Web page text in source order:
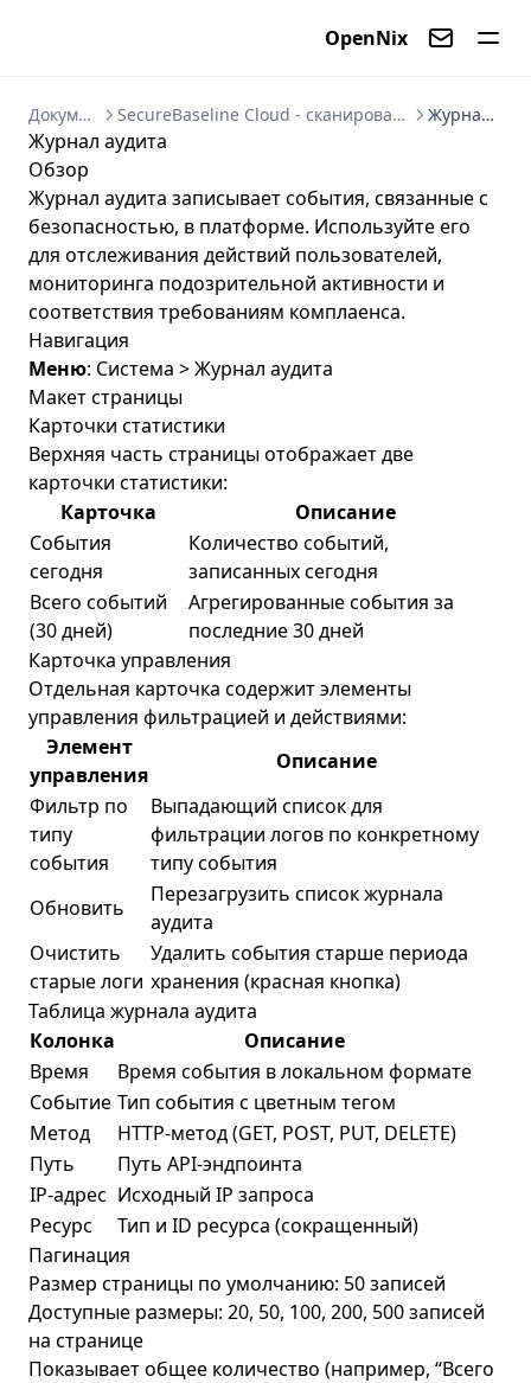
OpenNix
Документация SecureBaseline Cloud - сканирование CIS и усиление Linux Журнал аудита
Журнал аудита
Обзор
Журнал аудита записывает события, связанные с
безопасностью, в платформе. Используйте его
для отслеживания действий пользователей,
мониторинга подозрительной активности и
соответствия требованиям комплаенса.
Навигация
Меню: Система > Журнал аудита
Макет страницы
Карточки статистики
Верхняя часть страницы отображает две
карточки статистики:
Карточка
Описание
События
сегодня
Количество событий,
записанных сегодня
Всего событий
(30 дней)
Агрегированные события за
последние 30 дней
Карточка управления
Отдельная карточка содержит элементы
управления фильтрацией и действиями:
Элемент
управления
Описание
Фильтр по
типу
события
Выпадающий список для
фильтрации логов по конкретному
типу события
Обновить
Перезагрузить список журнала
аудита
Очистить
старые логи
Удалить события старше периода
хранения (красная кнопка)
Таблица журнала аудита
Колонка
Описание
Время
Время события в локальном формате
Событие Тип события с цветным тегом
Метод
HTTP-метод (GET, POST, PUT, DELETE)
Путь
Путь API-эндпоинта
IP-адрес Исходный IP запроса
Ресурс
Тип и ID ресурса (сокращенный)
Пагинация
Размер страницы по умолчанию: 50 записей
Доступные размеры: 20, 50, 100, 200, 500 записей
на странице
Показывает общее количество (например, “Всего